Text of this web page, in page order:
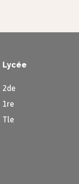
Lycée
2de
1re
Tle